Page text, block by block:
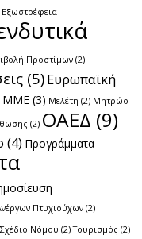
Εξωστρέφεια-
Προστίμων (2)
(5)Ευρωπαϊκή
ΜΜΕ (3) Μελέτη (2) Μητρώο
(2) ΟΑΕΔ (9)
(4) Προγράμματα
Πτυχιούχων (2)
Σχέδιο Νόμου (2) Τουρισμός (2)